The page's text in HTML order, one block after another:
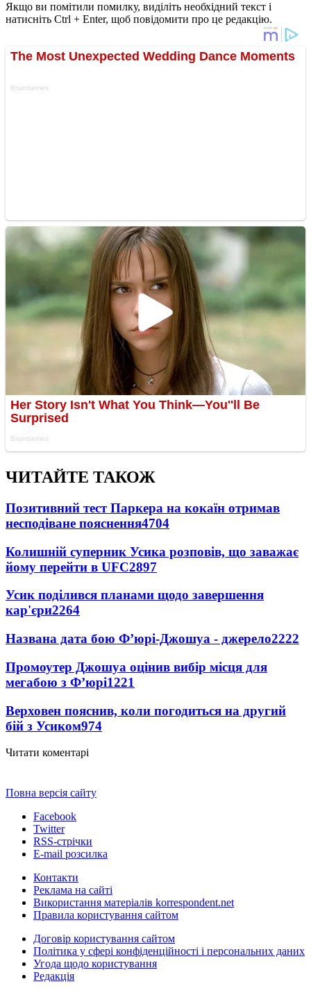
Якщо ви помітили помилку, виділіть необхідний текст і
натисніть Ctrl + Enter, щоб повідомити про це редакцію.
ЧИТАЙТЕ ТАКОЖ
Позитивний тест Паркера на кокаїн отримав
несподіване пояснення4704
Колишній суперник Усика розповів, що заважає
йому перейти в UFC2897
Усик поділився планами щодо завершення
кар'єри2264
Названа дата бою Ф’юрі-Джошуа - джерело2222
Промоутер Джошуа оцінив вибір місця для
мегабою з Ф’юрі1221
Верховен пояснив, коли погодиться на другий
бій з Усиком974
Читати коментарі
Повна версія сайту
Facebook
Twitter
RSS-стрічки
E-mail розсилка
Контакти
Реклама на сайті
Використання матеріалів korrespondent.net
Правила користування сайтом
Договір користування сайтом
Політика у сфері конфіденційності і персональних даних
Угода щодо користування
Редакція